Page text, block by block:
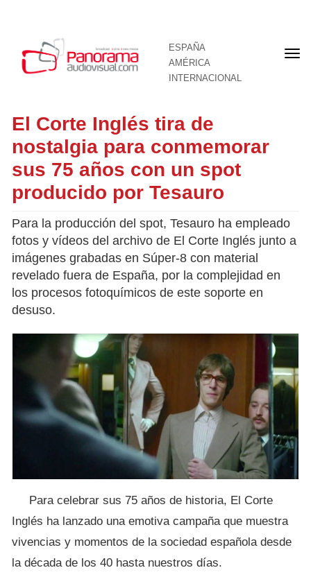
ESPAÑA
AMÉRICA
INTERNACIONAL
El Corte Inglés tira de
nostalgia para conmemorar
sus 75 años con un spot
producido por Tesauro
Para la producción del spot, Tesauro ha empleado
fotos y vídeos del archivo de El Corte Inglés junto a
imágenes grabadas en Súper-8 con material
revelado fuera de España, por la complejidad en
los procesos fotoquímicos de este soporte en
desuso.
Para celebrar sus 75 años de historia, El Corte
Inglés ha lanzado una emotiva campaña que muestra
vivencias y momentos de la sociedad española desde
la década de los 40 hasta nuestros días.